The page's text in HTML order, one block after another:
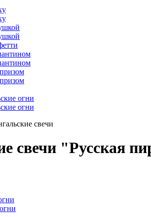
огни
огни
свечи
свечи "Русская